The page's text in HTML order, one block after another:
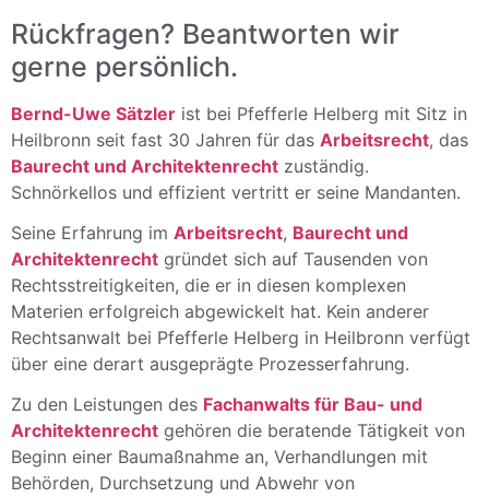
Rückfragen? Beantworten wir
gerne persönlich.
Bernd-Uwe Sätzler ist bei Pfefferle Helberg mit Sitz in
Heilbronn seit fast 30 Jahren für das Arbeitsrecht, das
Baurecht und Architektenrecht zuständig.
Schnörkellos und effizient vertritt er seine Mandanten.
Seine Erfahrung im Arbeitsrecht, Baurecht und
Architektenrecht gründet sich auf Tausenden von
Rechtsstreitigkeiten, die er in diesen komplexen
Materien erfolgreich abgewickelt hat. Kein anderer
Rechtsanwalt bei Pfefferle Helberg in Heilbronn verfügt
über eine derart ausgeprägte Prozesserfahrung.
Zu den Leistungen des Fachanwalts für Bau- und
Architektenrecht gehören die beratende Tätigkeit von
Beginn einer Baumaßnahme an, Verhandlungen mit
Behörden, Durchsetzung und Abwehr von